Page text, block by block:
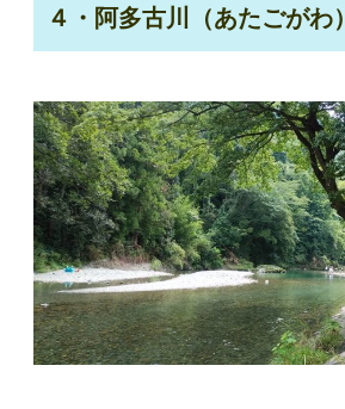
４・阿多古川（あたごがわ）